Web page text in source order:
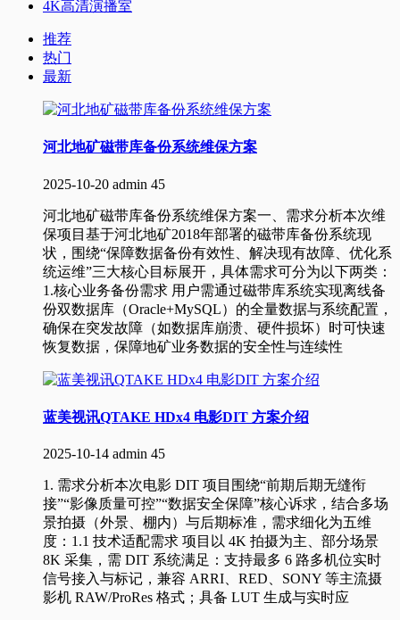
4K高清演播室
推荐
热门
最新
河北地矿磁带库备份系统维保方案
2025-10-20 admin 45
河北地矿磁带库备份系统维保方案一、需求分析本次维
保项目基于河北地矿2018年部署的磁带库备份系统现
状，围绕“保障数据备份有效性、解决现有故障、优化系
统运维”三大核心目标展开，具体需求可分为以下两类：
1.核心业务备份需求 用户需通过磁带库系统实现离线备
份双数据库（Oracle+MySQL）的全量数据与系统配置，
确保在突发故障（如数据库崩溃、硬件损坏）时可快速
恢复数据，保障地矿业务数据的安全性与连续性
蓝美视讯QTAKE HDx4 电影DIT 方案介绍
2025-10-14 admin 45
1. 需求分析本次电影 DIT 项目围绕“前期后期无缝衔
接”“影像质量可控”“数据安全保障”核心诉求，结合多场
景拍摄（外景、棚内）与后期标准，需求细化为五维
度：1.1 技术适配需求 项目以 4K 拍摄为主、部分场景
8K 采集，需 DIT 系统满足：支持最多 6 路多机位实时
信号接入与标记，兼容 ARRI、RED、SONY 等主流摄
影机 RAW/ProRes 格式；具备 LUT 生成与实时应